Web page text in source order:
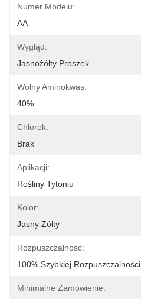
Numer Modelu:
AA
Wygląd:
Jasnożółty Proszek
Wolny Aminokwas:
40%
Chlorek:
Brak
Aplikacji:
Rośliny Tytoniu
Kolor:
Jasny Zółty
Rozpuszczalność:
100% Szybkiej Rozpuszczalności
Minimalne Zamówienie: